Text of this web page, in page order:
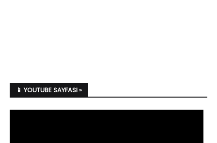
📱 YOUTUBE SAYFASI »